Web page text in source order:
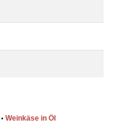
• Weinkäse in Öl